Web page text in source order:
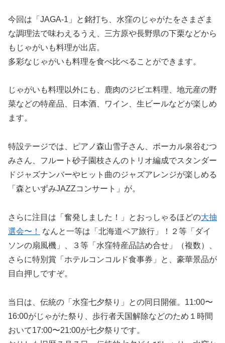
今回は「JAGA-1」と銘打ち、水窪のじゃがたをさまざま
な調理法で味わえるうえ、三方原や長野県の下栗などから
もじゃがいも料理が出店。
多彩なじゃがいも料理を食べ比べることができます。
じゃがいも料理以外にも、鹿肉のジビエ料理、地元産の野
菜などの特産品、日本酒、ワイン、生ビールなどが楽しめ
ます。
特設テージでは、ピアノ森山雪子さん、ボーカル泉谷むつ
みさん、フルート砂子園枝さんのトリオ編成でスタンダー
ドジャズナンバーやヒット曲のジャズアレンジが楽しめる
「森といずみJAZZコンサート」が。
さらに注目は「奮発しました！」とおっしゃるほどの大抽
選会〜！
なんと一等は「北海道ペア旅行」！２等「ダイ
ソンの扇風機」、３等「水窪特産品詰め合せ」（複数）、
さらに特別賞「ホテルコンコルド食事券」と、豪華景品が
目白押しですぞ。
当日は、伝統の「水窪七夕祭り」との同日開催。11:00〜
16:00がじゃがた祭り、歩行者天国解除などのため１時間
おいて17:00〜21:00が七夕祭りです。